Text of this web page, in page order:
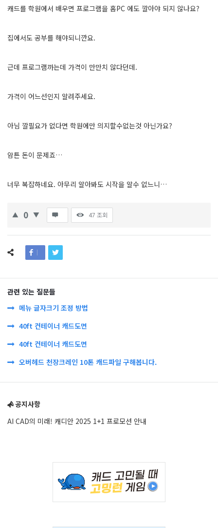
캐드를 학원에서 배우면 프로그램을 홈PC 에도 깔아야 되지 않나요?
집에서도 공부를 해야되니깐요.
근데 프로그램까는데 가격이 만만치 않다던데.
가격이 어느선인지 알려주세요.
아님 깔필요가 없다면 학원에만 의지할수없는것 아닌가요?
암튼 돈이 문제죠…
너무 복잡하네요. 아무리 알아봐도 시작을 알수 없느니…
0 47 조회
관련 있는 질문들
메뉴 글자크기 조정 방법
40ft 컨테이너 캐드도면
40ft 컨테이너 캐드도면
오버헤드 천장크레인 10톤 캐드파일 구해봅니다.
공지사항
AI CAD의 미래! 캐디안 2025 1+1 프로모션 안내